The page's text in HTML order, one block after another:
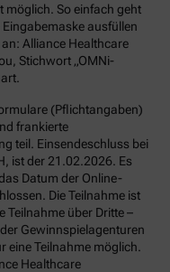
möglich. So einfach geht
ausfüllen
Alliance Healthcare
Stichwort „OMNi-
(Pflichtangaben)
frankierte
teil. Einsendeschluss bei
ist der 21.02.2026. Es
Datum der Online-
Die Teilnahme ist
Teilnahme über Dritte –
Gewinnspielagenturen
eine Teilnahme möglich.
Healthcare